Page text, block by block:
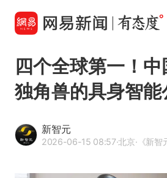
四个全球第一！
独角兽的具身智
新智元
2026-06-15 08:57·北京·《新智元